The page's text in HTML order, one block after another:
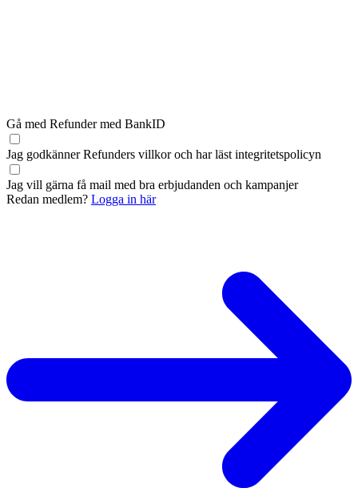
Gå med Refunder med BankID
Jag godkänner Refunders villkoroch har läst integritetspolicyn
Jag vill gärna få mail med bra erbjudanden och kampanjer
Redan medlem? Logga in här